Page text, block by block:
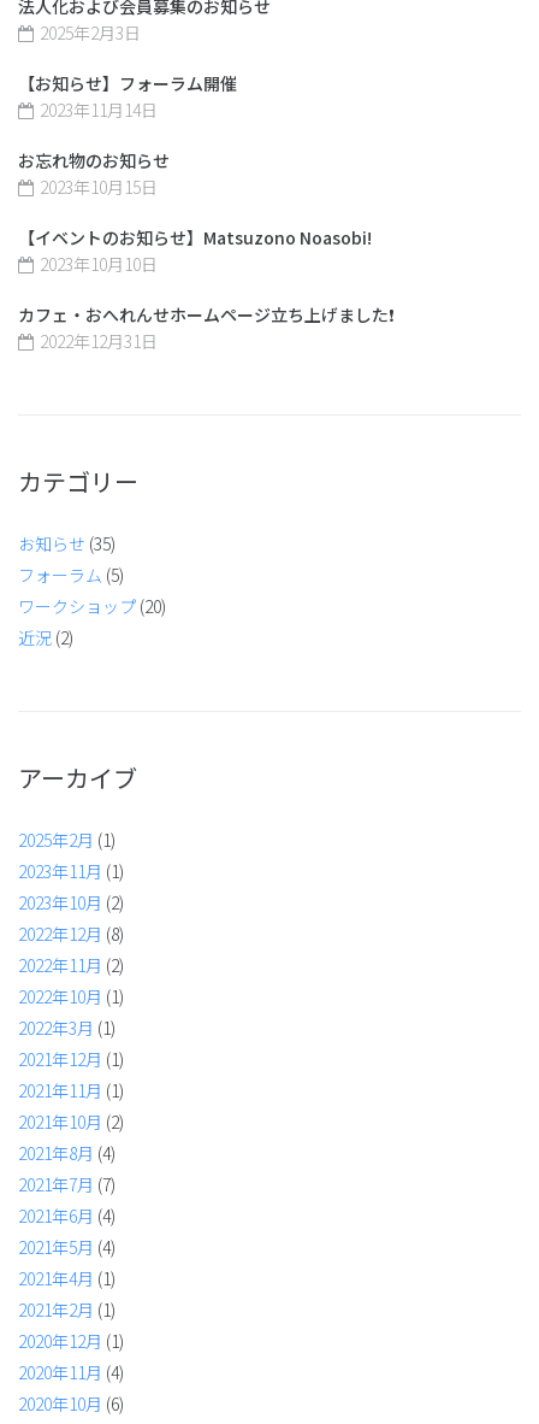
法人化および会員募集のお知らせ
2025年2月3日
【お知らせ】フォーラム開催
2023年11月14日
お忘れ物のお知らせ
2023年10月15日
【イベントのお知らせ】Matsuzono Noasobi!
2023年10月10日
カフェ・おへれんせホームページ立ち上げました❗️
2022年12月31日
カテゴリー
お知らせ (35)
フォーラム (5)
ワークショップ (20)
近況 (2)
アーカイブ
2025年2月 (1)
2023年11月 (1)
2023年10月 (2)
2022年12月 (8)
2022年11月 (2)
2022年10月 (1)
2022年3月 (1)
2021年12月 (1)
2021年11月 (1)
2021年10月 (2)
2021年8月 (4)
2021年7月 (7)
2021年6月 (4)
2021年5月 (4)
2021年4月 (1)
2021年2月 (1)
2020年12月 (1)
2020年11月 (4)
2020年10月 (6)